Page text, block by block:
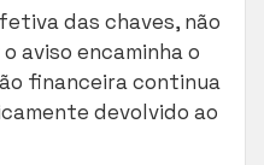
das chaves, não
aviso encaminha o
financeira continua
devolvido ao